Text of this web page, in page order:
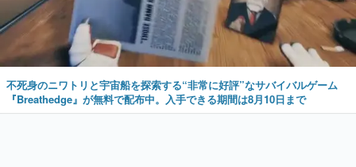
不死身のニワトリと宇宙船を探索する“非常に好評”なサバイバルゲーム
『Breathedge』が無料で配布中。入手できる期間は8月10日まで